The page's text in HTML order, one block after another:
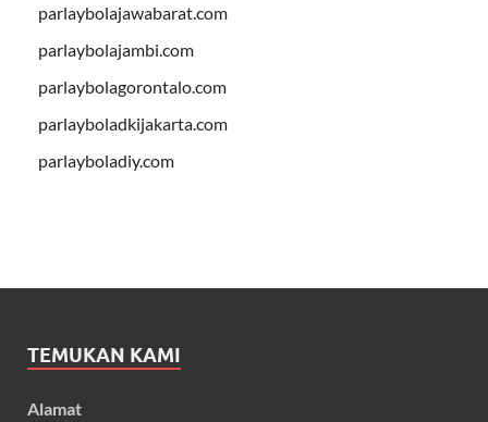
parlaybolajawabarat.com
parlaybolajambi.com
parlaybolagorontalo.com
parlayboladkijakarta.com
parlayboladiy.com
TEMUKAN KAMI
Alamat